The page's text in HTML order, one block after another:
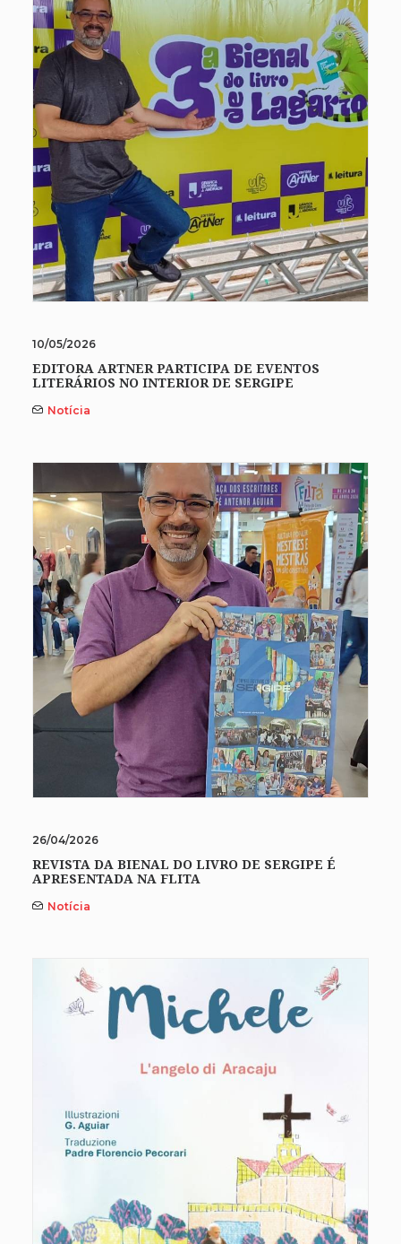
10/05/2026
EDITORA ARTNER PARTICIPA DE EVENTOS
LITERÁRIOS NO INTERIOR DE SERGIPE
Notícia
26/04/2026
REVISTA DA BIENAL DO LIVRO DE SERGIPE É
APRESENTADA NA FLITA
Notícia